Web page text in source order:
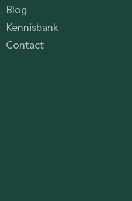
Blog
Kennisbank
Contact